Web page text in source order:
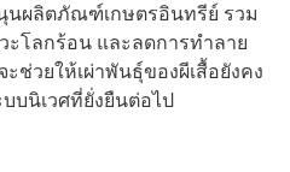
นผลิตภัณฑ์เกษตรอินทรีย์ รวม
โลกร้อน และลดการทำลาย
ช่วยให้เผ่าพันธุ์ของผีเสื้อยังคง
บนิเวศที่ยั่งยืนต่อไป